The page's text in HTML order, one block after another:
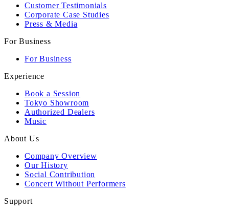
Customer Testimonials
Corporate Case Studies
Press & Media
For Business
For Business
Experience
Book a Session
Tokyo Showroom
Authorized Dealers
Music
About Us
Company Overview
Our History
Social Contribution
Concert Without Performers
Support